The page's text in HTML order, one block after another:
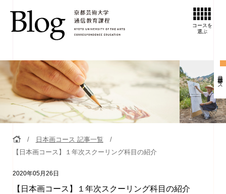
コースを
選ぶ
日本画コース
日本画コース 記事一覧
【日本画コース】１年次スクーリング科目の紹介
2020年05月26日
【日本画コース】１年次スクーリング科目の紹介